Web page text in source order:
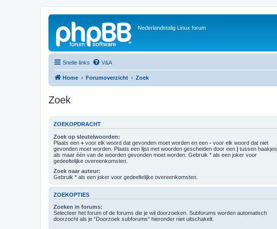
Nederlandstalig Linux forum
Snelle links V&A
Home Forumoverzicht Zoek
Zoek
ZOEKOPDRACHT
Zoek op sleutelwoorden:
Plaats een + voor elk woord dat gevonden moet worden en een - voor elk woord dat niet
gevonden moet worden. Plaats een lijst met woorden gescheiden door een | tussen haakjes
als maar één van de woorden gevonden moet worden. Gebruik * als een joker voor
gedeeltelijke overeenkomsten.
Zoek naar auteur:
Gebruik * als een joker voor gedeeltelijke overeenkomsten.
ZOEKOPTIES
Zoeken in forums:
Selecteer het forum of de forums die je wil doorzoeken. Subforums worden automatisch
doorzocht als je “Doorzoek subforums“ hieronder niet uitschakelt.